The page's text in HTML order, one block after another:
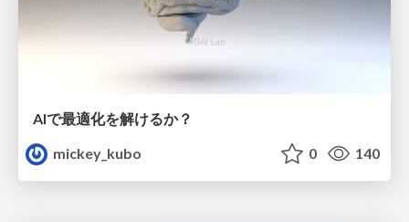
AIで最適化を解けるか？
mickey_kubo
0 140